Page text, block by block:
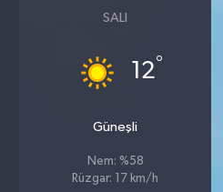
SALI
12°
Güneşli
Nem: %58
Rüzgar: 17 km/h